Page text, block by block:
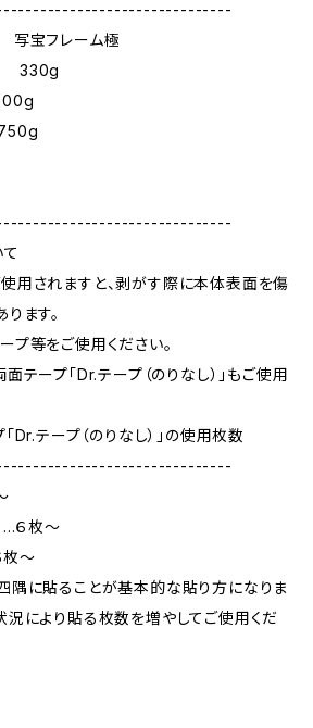
レーム極
330g
用されますと、剥がす際に本体表面を傷
ます。
プ等をご使用ください。
テープ「Dr.テープ（のりなし）」もご使用
Dr.テープ（のりなし）」の使用枚数
…６枚～
枚～
隅に貼ることが基本的な貼り方になりま
況により貼る枚数を増やしてご使用くだ